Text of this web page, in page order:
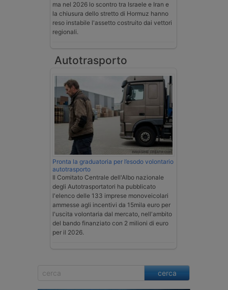
ma nel 2026 lo scontro tra Israele e Iran e
la chiusura dello stretto di Hormuz hanno
reso instabile l'assetto costruito dai vettori
regionali.
Autotrasporto
Pronta la graduatoria per l’esodo volontario
autotrasporto
Il Comitato Centrale dell'Albo nazionale
degli Autotrasportatori ha pubblicato
l'elenco delle 133 imprese monoveicolari
ammesse agli incentivi da 15mila euro per
l'uscita volontaria dal mercato, nell'ambito
del bando finanziato con 2 milioni di euro
per il 2026.
cerca